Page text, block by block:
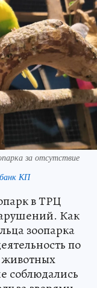
за отсутствие
КП
в ТРЦ
Как
зоопарка
по
соблюдались